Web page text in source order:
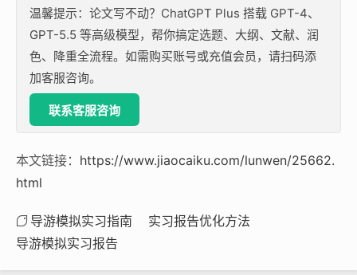
温馨提示：论文写不动？ChatGPT Plus 搭载 GPT-4、
GPT-5.5 等高级模型，帮你搞定选题、大纲、文献、润
色、降重全流程。如需购买账号或充值会员，请扫码添
加客服咨询。
联系客服咨询
本文链接： https://www.jiaocaiku.com/lunwen/25662.
html
导游模拟实习指南
实习报告优化方法
导游模拟实习报告